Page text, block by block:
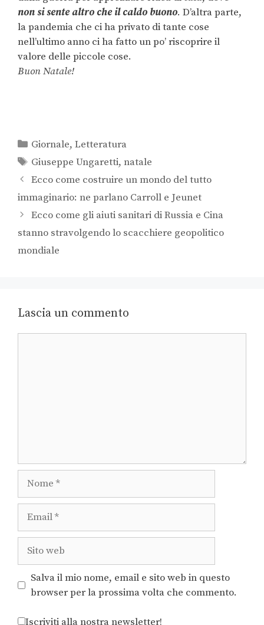
non si sente altro che il caldo buono. D’altra parte,
la pandemia che ci ha privato di tante cose
nell’ultimo anno ci ha fatto un po’ riscoprire il
valore delle piccole cose.
Buon Natale!
Giornale,Letteratura
Giuseppe Ungaretti,natale
Ecco come costruire un mondo del tutto
immaginario: ne parlano Carroll e Jeunet
Ecco come gli aiuti sanitari di Russia e Cina
stanno stravolgendo lo scacchiere geopolitico
mondiale
Lascia un commento
Salva il mio nome, email e sito web in questo
browser per la prossima volta che commento.
Iscriviti alla nostra newsletter!